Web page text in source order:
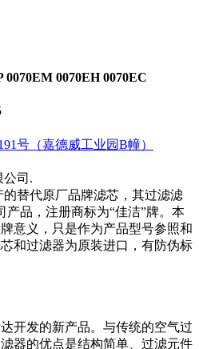
0070EH 0070EC
号（嘉德威工业园B幢）
公司.
替代原厂品牌滤芯，其过滤滤
品，注册商标为“佳洁”牌。本
意义，只是作为产品型号参照和
和过滤器为原装进口，有防伪标
开发的新产品。与传统的空气过
器的优点是结构简单、过滤元件